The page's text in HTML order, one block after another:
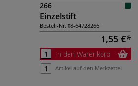
266
Einzelstift
Bestell-Nr. 08-64728266
1,55 €
In den Warenkorb
Artikel auf den Merkzettel